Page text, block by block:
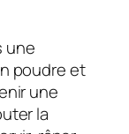
une
poudre et
une
la